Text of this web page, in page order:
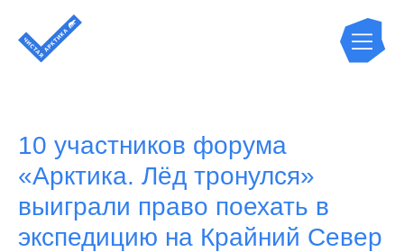
10 участников форума
«Арктика. Лёд тронулся»
выиграли право поехать в
экспедицию на Крайний Север